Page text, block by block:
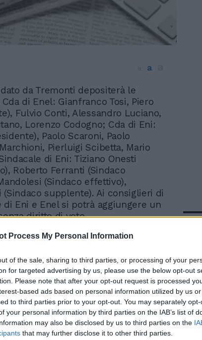
Process My Personal Information
of the sale, sharing to third parties, or processing of your
for targeted advertising by us, please use the below opt-out
Please note that after your opt-out request is processed
based ads based on personal information utilized by us
to third parties prior to your opt-out. You may separately
your personal information by third parties on the IAB’s list of
may also be disclosed by us to third parties on the
that may further disclose it to other third parties.
a
da Tremonti depositerà le
di Enel: Gianfranco Tosi, Piero
Fulvio Conti, Alessandro Luciano,
Lorenzo Codogno; Cda di Eni:
Paolo Scaroni, Paolo
Pierluigi Scibetta, Mario
di Eni: Tiziano Onesti
Roberto Ferranti (Sindaco
(Sindaco effettivo),
(Sindaco supplente). Ai consiglieri di
Eni e Enel si potrà aggiungere un
diritto di voto.
In